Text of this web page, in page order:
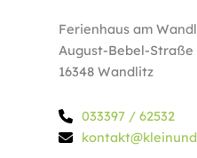
Ferienhaus am
August-Bebel-Straße
16348 Wandlitz
033397 / 62532